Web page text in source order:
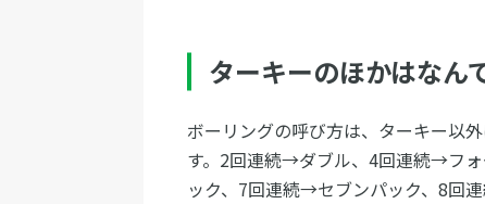
ターキーのほかはなん
ボーリングの呼び方は、ターキー以
す。2回連続→ダブル、4回連続→フ
ック、7回連続→セブンパック、8回